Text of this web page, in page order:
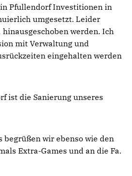
Pfullendorf Investitionen in
umgesetzt. Leider
werden. Ich
mit Verwaltung und
eingehalten werden
ist die Sanierung unseres
wir ebenso wie den
Extra-Games und an die Fa.